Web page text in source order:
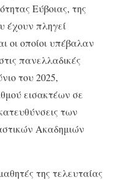
Εύβοιας, της
έχουν πληγεί
οι οποίοι υπέβαλαν
πανελλαδικές
του 2025,
εισακτέων σε
των
Ακαδημιών
της τελευταίας